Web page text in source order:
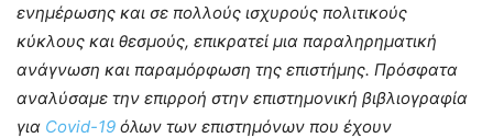
ενημέρωσης και σε πολλούς ισχυρούς πολιτικούς
κύκλους και θεσμούς, επικρατεί μια παραληρηματική
ανάγνωση και παραμόρφωση της επιστήμης. Πρόσφατα
αναλύσαμε την επιρροή στην επιστημονική βιβλιογραφία
για Covid-19 όλων των επιστημόνων που έχουν